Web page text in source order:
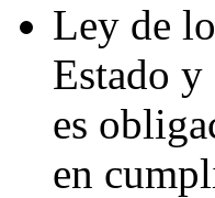
Ley de
Estado
es
en